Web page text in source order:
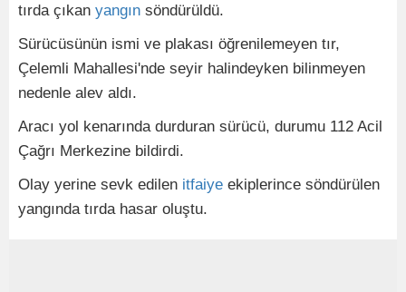
tırda çıkan yangın söndürüldü.
Sürücüsünün ismi ve plakası öğrenilemeyen tır,
Çelemli Mahallesi'nde seyir halindeyken bilinmeyen
nedenle alev aldı.
Aracı yol kenarında durduran sürücü, durumu 112 Acil
Çağrı Merkezine bildirdi.
Olay yerine sevk edilen itfaiye ekiplerince söndürülen
yangında tırda hasar oluştu.